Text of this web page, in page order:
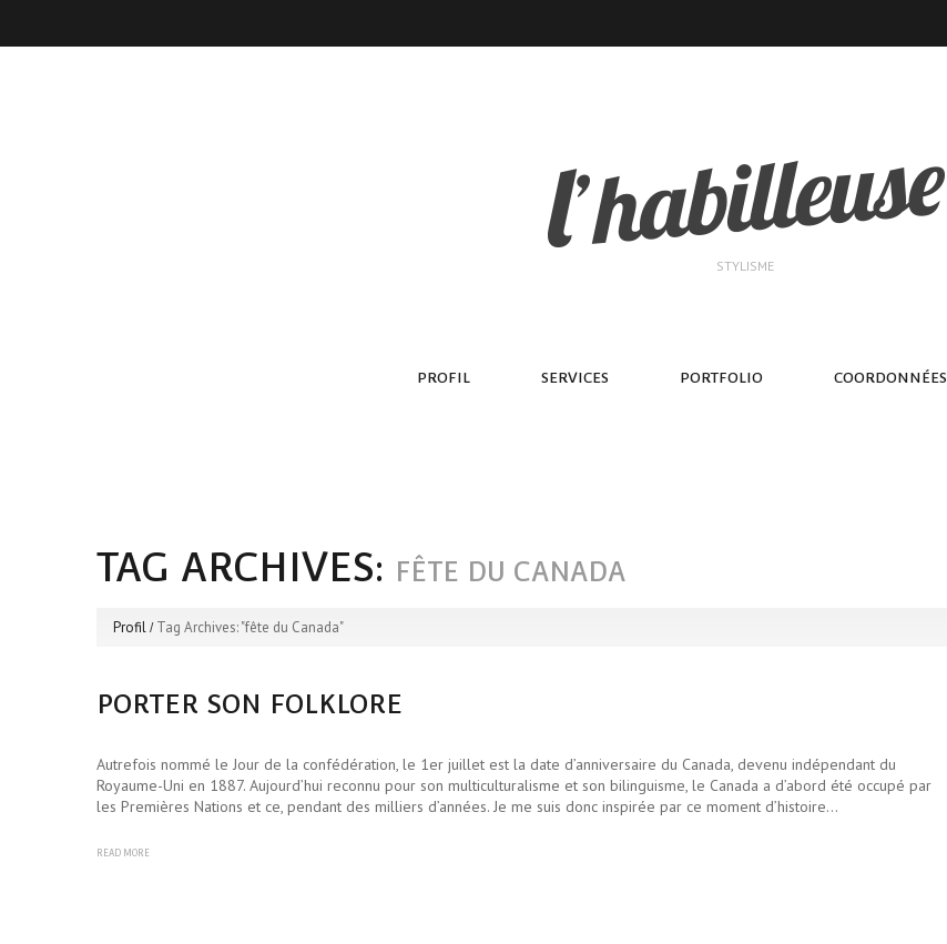
STYLISME
PROFIL SERVICES PORTFOLIO COORDONNÉES
TAG ARCHIVES: FÊTE DU CANADA
Profil Tag Archives: "fête du Canada"
PORTER SON FOLKLORE
Autrefois nommé le Jour de la confédération, le 1er juillet est la date d’anniversaire du Canada, devenu indépendant du
Royaume-Uni en 1887. Aujourd’hui reconnu pour son multiculturalisme et son bilinguisme, le Canada a d’abord été occupé par
les Premières Nations et ce, pendant des milliers d’années. Je me suis donc inspirée par ce moment d’histoire…
READ MORE